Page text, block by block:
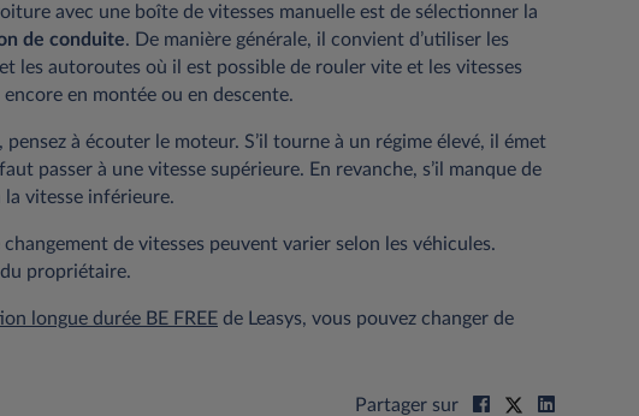
avec une boîte de vitesses manuelle est de sélectionner la
de conduite. De manière générale, il convient d’utiliser les
les autoroutes où il est possible de rouler vite et les vitesses
en montée ou en descente.
à écouter le moteur. S’il tourne à un régime élevé, il émet
passer à une vitesse supérieure. En revanche, s’il manque de
la vitesse inférieure.
de vitesses peuvent varier selon les véhicules.
propriétaire.
longue durée BE FREE de Leasys, vous pouvez changer de
Partager sur